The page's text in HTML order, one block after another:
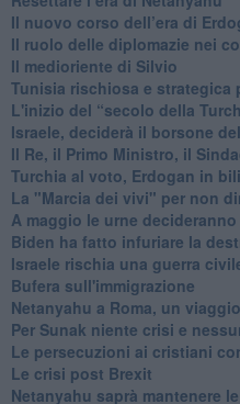
​Il nuovo corso dell’era di
Il ruolo delle diplomazie nei
Il medioriente di Silvio
Tunisia rischiosa e strategica
L'inizio del “secolo della
Israele, deciderà il borsone
Il Re, il Primo Ministro, il
Turchia al voto, Erdogan in
La "Marcia dei vivi" per non
A maggio le urne
Biden ha fatto infuriare la
Israele rischia una guerra
Bufera sull'immigrazione
Netanyahu a Roma, un
Per Sunak niente crisi e
Le persecuzioni ai cristiani
Le crisi post Brexit
Netanyahu saprà mantenere